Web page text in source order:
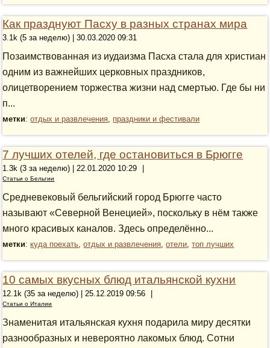
Как празднуют Пасху в разных странах мира
3.1k (5 за неделю) | 30.03.2020 09:31
Позаимствованная из иудаизма Пасха стала для христиан
одним из важнейших церковных праздников,
олицетворением торжества жизни над смертью. Где бы ни
п...
метки:отдых и развлечения, праздники и фестивали
7 лучших отелей, где остановиться в Брюгге
1.3k (3 за неделю) | 22.01.2020 10:29
Статьи о Бельгии
Средневековый бельгийский город Брюгге часто
называют «Северной Венецией», поскольку в нём также
много красивых каналов. Здесь определённо...
метки:куда поехать,отдых и развлечения,отели,топ лучших
10 самых вкусных блюд итальянской кухни
12.1k (35 за неделю) | 25.12.2019 09:56
Статьи о Италии
Знаменитая итальянская кухня подарила миру десятки
разнообразных и невероятно лакомых блюд. Сотни